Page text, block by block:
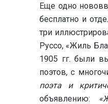
Еще одно
бесплатно и
три
Руссо, «Жиль
1905 гг. были
поэтов, с
поэта и
объявлению: